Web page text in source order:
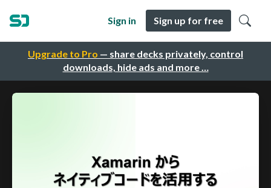
Upgrade to Pro — share decks privately, control
downloads, hide ads and more …
Sign in Sign up for free